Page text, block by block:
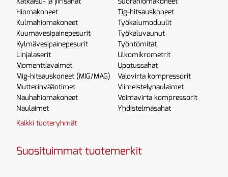
Hiomakoneet
Kulmahiomakoneet
Kuumavesipainepesurit
Kylmävesipainepesurit
Linjalaserit
Momenttiavaimet
Mig-hitsauskoneet (MIG/MAG)
Mutterinvääntimet
Nauhahiomakoneet
Naulaimet
Tig-hitsauskoneet
Työkalumoduulit
Työkaluvaunut
Työntömitat
Ulkomikrometrit
Upotussahat
Valovirta kompressorit
Viimeistelynaulaimet
Voimavirta kompressorit
Yhdistelmäsahat
Kaikki tuoteryhmät
Suosituimmat tuotemerkit